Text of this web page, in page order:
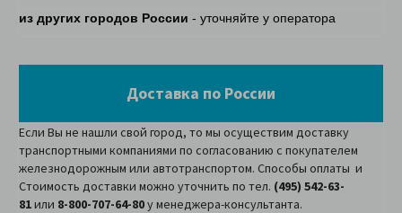
из других городов России - уточняйте у оператора
Доставка по России
Если Вы не нашли свой город, то мы осуществим доставку
транспортными компаниями по согласованию с покупателем
железнодорожным или автотранспортом. Способы оплаты и
Стоимость доставки можно уточнить по тел. (495) 542-63-
81или 8-800-707-64-80у менеджера-консультанта.